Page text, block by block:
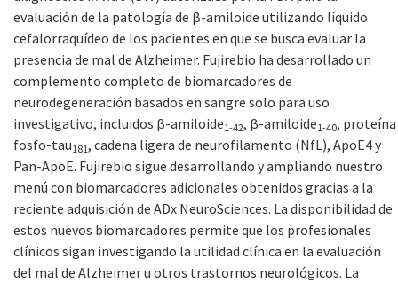
evaluación de la patología de β-amiloide utilizando líquido
cefalorraquídeo de los pacientes en que se busca evaluar la
presencia de mal de Alzheimer. Fujirebio ha desarrollado un
complemento completo de biomarcadores de
neurodegeneración basados en sangre solo para uso
investigativo, incluidos β-amiloide1-42, β-amiloide1-40, proteína
fosfo-tau181, cadena ligera de neurofilamento (NfL), ApoE4 y
Pan-ApoE. Fujirebio sigue desarrollando y ampliando nuestro
menú con biomarcadores adicionales obtenidos gracias a la
reciente adquisición de ADx NeuroSciences. La disponibilidad de
estos nuevos biomarcadores permite que los profesionales
clínicos sigan investigando la utilidad clínica en la evaluación
del mal de Alzheimer u otros trastornos neurológicos. La